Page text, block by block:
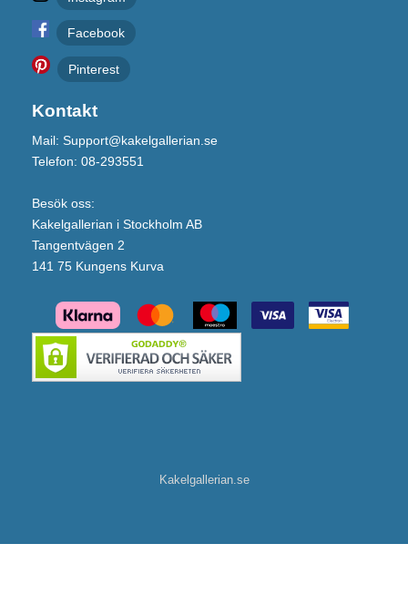
Facebook
Pinterest
Kontakt
Mail: Support@kakelgallerian.se
Telefon: 08-293551
Besök oss:
Kakelgallerian i Stockholm AB
Tangentvägen 2
141 75 Kungens Kurva
Kakelgallerian.se